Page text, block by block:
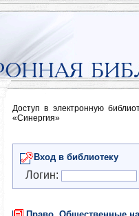
Доступ в электронную
«Синергия»
Вход в библиотеку
Логин: